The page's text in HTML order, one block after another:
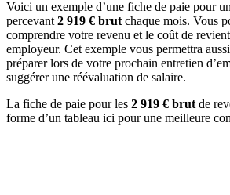
Voici un exemple d’une fiche de paie pour
percevant 2 919 € brut chaque mois. Vous
comprendre votre revenu et le coût de
employeur. Cet exemple vous permettra
préparer lors de votre prochain entretien
suggérer une réévaluation de salaire.
La fiche de paie pour les 2 919 € brut de
forme d’un tableau ici pour une meilleure